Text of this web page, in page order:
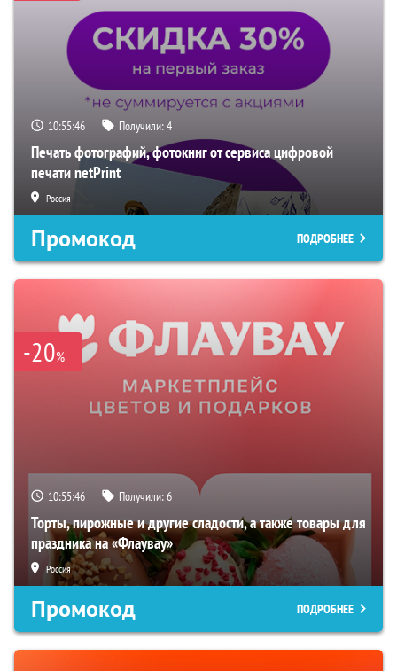
10:55:45 Получили:4
Печать фотографий, фотокниг от сервиса цифровой
печати netPrint
Россия
Промокод ПОДРОБНЕЕ
-20%
10:55:45 Получили:6
Торты, пирожные и другие сладости, а также товары для
праздника на «Флаувау»
Россия
Промокод ПОДРОБНЕЕ